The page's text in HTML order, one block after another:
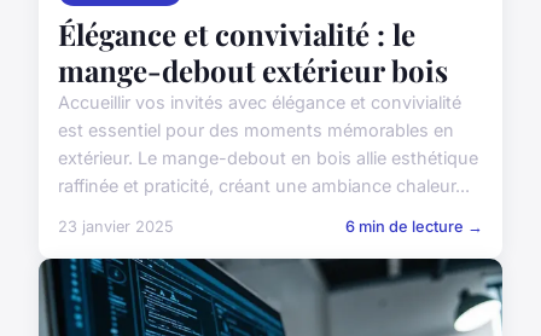
Élégance et convivialité : le
mange-debout extérieur bois
Accueillir vos invités avec élégance et convivialité
est essentiel pour des moments mémorables en
extérieur. Le mange-debout en bois allie esthétique
raffinée et praticité, créant une ambiance chaleur...
23 janvier 2025 6 min de lecture →